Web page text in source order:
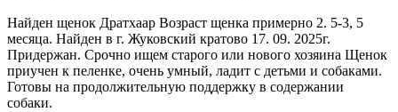
Найден щенок Дратхаар Возраст щенка примерно 2. 5-3, 5
месяца. Найден в г. Жуковский кратово 17. 09. 2025г.
Придержан. Срочно ищем старого или нового хозяина Щенок
приучен к пеленке, очень умный, ладит с детьми и собаками.
Готовы на продолжительную поддержку в содержании
собаки.